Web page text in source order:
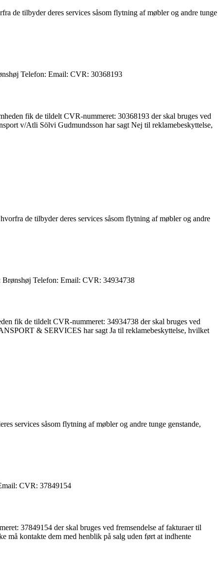
de tilbyder deres services såsom flytning af møbler og andre tunge
Telefon: Email: CVR: 30368193
fik de tildelt CVR-nummeret: 30368193 der skal bruges ved
v/Atli Sölvi Gudmundsson har sagt Nej til reklamebeskyttelse,
de tilbyder deres services såsom flytning af møbler og andre
Telefon: Email: CVR: 34934738
fik de tildelt CVR-nummeret: 34934738 der skal bruges ved
& SERVICES har sagt Ja til reklamebeskyttelse, hvilket
services såsom flytning af møbler og andre tunge genstande,
CVR: 37849154
37849154 der skal bruges ved fremsendelse af fakturaer til
må kontakte dem med henblik på salg uden ført at indhente